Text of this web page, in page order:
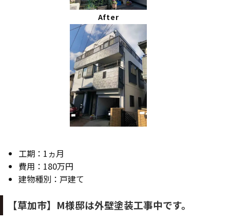
After
工期：1ヵ月
費用：180万円
建物種別：戸建て
【草加市】M様邸は外壁塗装工事中です。